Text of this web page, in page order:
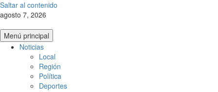
Saltar al contenido
agosto 7, 2026
Menú principal
Noticias
Local
Región
Política
Deportes